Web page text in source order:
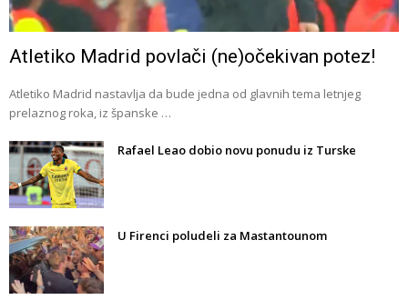
Atletiko Madrid povlači (ne)očekivan potez!
Atletiko Madrid nastavlja da bude jedna od glavnih tema letnjeg
prelaznog roka, iz španske …
Rafael Leao dobio novu ponudu iz Turske
U Firenci poludeli za Mastantounom